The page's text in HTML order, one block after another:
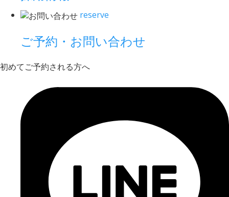
reserve
ご予約・お問い合わせ
初めてご予約される方へ